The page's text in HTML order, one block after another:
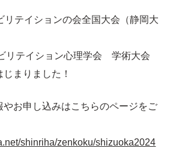
テイションの会全国大会（静岡大
リテイション心理学会 学術大会
まりました！
やお申し込みはこちらのページをご
shinriha/zenkoku/shizuoka2024